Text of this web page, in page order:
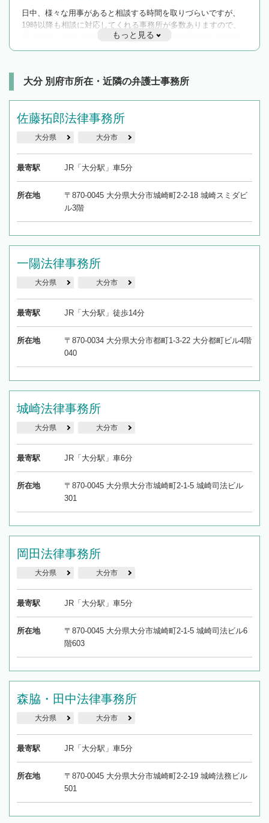
日中、様々な用事があると相談する時間を取りづらいですが、
19時以降も相談に対応してくれる事務所が多数ありますので、
遅い時間の相談が増えそうな場合はそのような事務所に絞り込
んで検索してみましょう。
を加えて再検索
もっと見る
大分 別府市所在・近隣の弁護士事務所
佐藤拓郎法律事務所
大分県 大分市
最寄駅 JR「大分駅」車5分
所在地
〒870-0045 大分県大分市城崎町2-2-18 城崎スミダビ
ル3階
一陽法律事務所
大分県 大分市
最寄駅 JR「大分駅」徒歩14分
所在地
〒870-0034 大分県大分市都町1-3-22 大分都町ビル4階
040
城崎法律事務所
大分県 大分市
最寄駅 JR「大分駅」車6分
所在地
〒870-0045 大分県大分市城崎町2-1-5 城崎司法ビル
301
岡田法律事務所
大分県 大分市
最寄駅 JR「大分駅」車5分
所在地
〒870-0045 大分県大分市城崎町2-1-5 城崎司法ビル6
階603
森脇・田中法律事務所
大分県 大分市
最寄駅 JR「大分駅」車5分
所在地
〒870-0045 大分県大分市城崎町2-2-19 城崎法務ビル
501